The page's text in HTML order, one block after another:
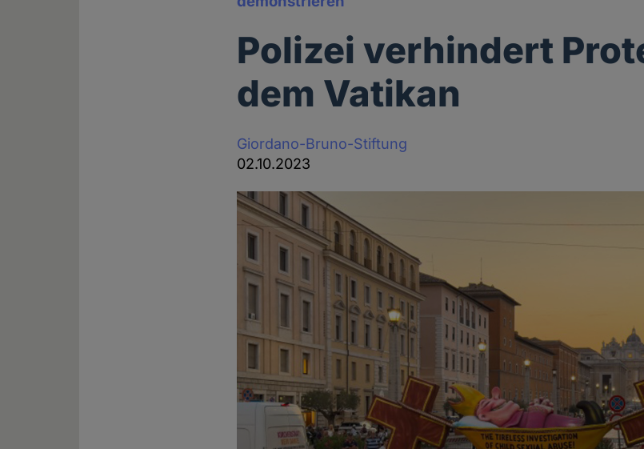
Polizei verhindert
dem Vatikan
Giordano-Bruno-Stiftung
02.10.2023